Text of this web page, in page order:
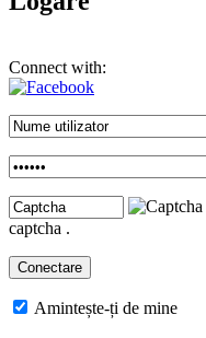
Connect with:
captcha .
Amintește-ți de mine